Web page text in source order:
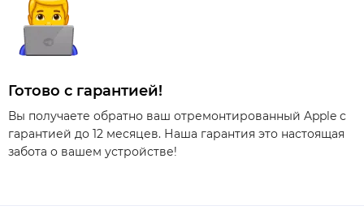
Готово с гарантией!
Вы получаете обратно ваш отремонтированный Apple с
гарантией до 12 месяцев. Наша гарантия это настоящая
забота о вашем устройстве!